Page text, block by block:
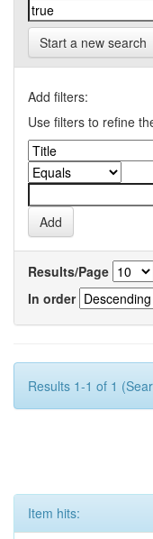
Start a new search
Add filters:
Use filters to refine
Results/Page
In order
Results 1-1 of 1
Item hits: